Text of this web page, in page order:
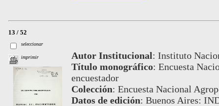
13 / 52
seleccionar
imprimir Autor Institucional: Instituto
Título monográfico: Encuesta
encuestador
Colección: Encuesta Nacional
Datos de edición: Buenos Aires: